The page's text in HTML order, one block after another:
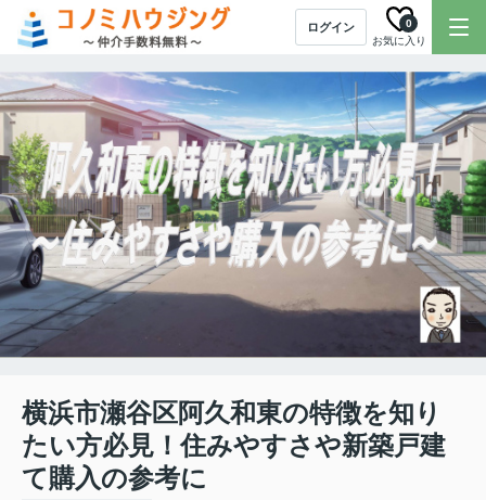
ログイン
お気に入り
0
横浜市瀬谷区阿久和東の特徴を知り
たい方必見！住みやすさや新築戸建
て購入の参考に